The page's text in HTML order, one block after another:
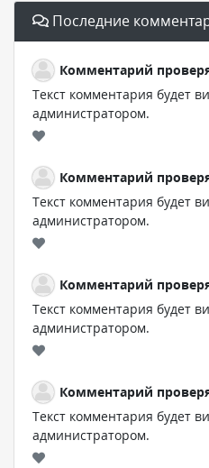
Последние
Комментарий
Текст комментария будет
администратором.
Комментарий
Текст комментария будет
администратором.
Комментарий
Текст комментария будет
администратором.
Комментарий
Текст комментария будет
администратором.